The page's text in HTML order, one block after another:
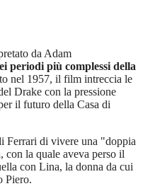
da Adam
periodi più complessi della
nel 1957, il film intreccia le
Drake con la pressione
il futuro della Casa di
Ferrari di vivere una "doppia
la quale aveva perso il
con Lina, la donna da cui
Piero.